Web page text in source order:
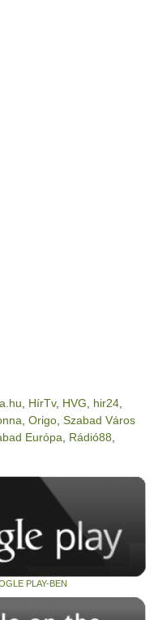
HírTv, HVG hir24
Origo Szabad Város
Európa Rádió88
PLAY-BEN